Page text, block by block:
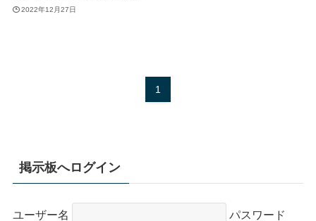
2022年12月27日
1
掲示板へログイン
ユーザー名 パスワード